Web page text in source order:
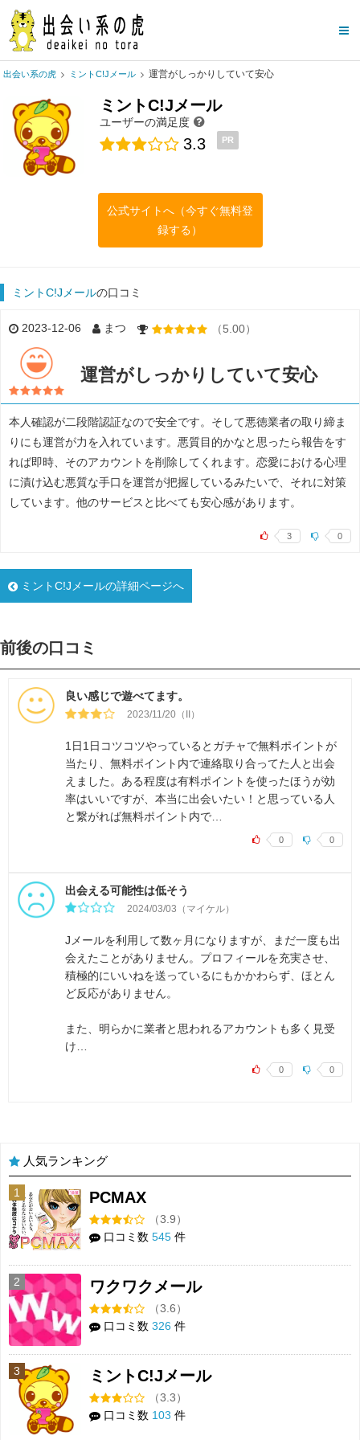
出会い系の虎 ミントC!Jメール 運営がしっかりしていて安心
ミントC!Jメール
ユーザーの満足度
3.3 PR
公式サイトへ（今すぐ無料登
録する）
ミントC!Jメールの口コミ
2023-12-06 まつ （5.00）
運営がしっかりしていて安心
本人確認が二段階認証なので安全です。そして悪徳業者の取り締ま
りにも運営が力を入れています。悪質目的かなと思ったら報告をす
れば即時、そのアカウントを削除してくれます。恋愛における心理
に漬け込む悪質な手口を運営が把握しているみたいで、それに対策
しています。他のサービスと比べても安心感があります。
3 0
ミントC!Jメールの詳細ページへ
前後の口コミ
良い感じで遊べてます。
2023/11/20（II）
1日1日コツコツやっているとガチャで無料ポイントが
当たり、無料ポイント内で連絡取り合ってた人と出会
えました。ある程度は有料ポイントを使ったほうが効
率はいいですが、本当に出会いたい！と思っている人
と繋がれば無料ポイント内で…
0 0
出会える可能性は低そう
2024/03/03（マイケル）
Jメールを利用して数ヶ月になりますが、まだ一度も出
会えたことがありません。プロフィールを充実させ、
積極的にいいねを送っているにもかかわらず、ほとん
ど反応がありません。
また、明らかに業者と思われるアカウントも多く見受
け…
0 0
人気ランキング
1 PCMAX
（3.9）
口コミ数 545 件
2 ワクワクメール
（3.6）
口コミ数 326 件
3 ミントC!Jメール
（3.3）
口コミ数 103 件